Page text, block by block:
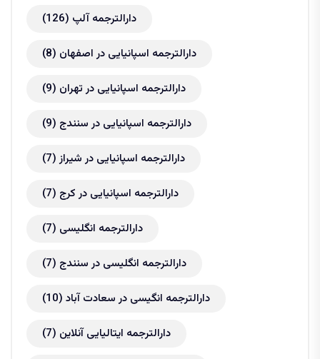
دارالترجمه آلپ (126)
دارالترجمه اسپانیایی در اصفهان (8)
دارالترجمه اسپانیایی در تهران (9)
دارالترجمه اسپانیایی در سنندج (9)
دارالترجمه اسپانیایی در شیراز(7)
دارالترجمه اسپانیایی در کرج (7)
دارالترجمه انگلیسی (7)
دارالترجمه انگلیسی در سنندج (7)
دارالترجمه انگیسی در سعادت آباد (10)
دارالترجمه ایتالیایی آنلاین (7)